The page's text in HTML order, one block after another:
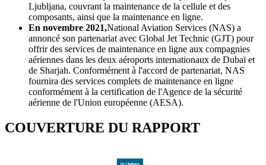
Ljubljana, couvrant la maintenance de la cellule et des
composants, ainsi que la maintenance en ligne.
En novembre 2021,National Aviation Services (NAS) a
annoncé son partenariat avec Global Jet Technic (GJT) pour
offrir des services de maintenance en ligne aux compagnies
aériennes dans les deux aéroports internationaux de Dubaï et
de Sharjah. Conformément à l'accord de partenariat, NAS
fournira des services complets de maintenance en ligne
conformément à la certification de l'Agence de la sécurité
aérienne de l'Union européenne (AESA).
COUVERTURE DU RAPPORT